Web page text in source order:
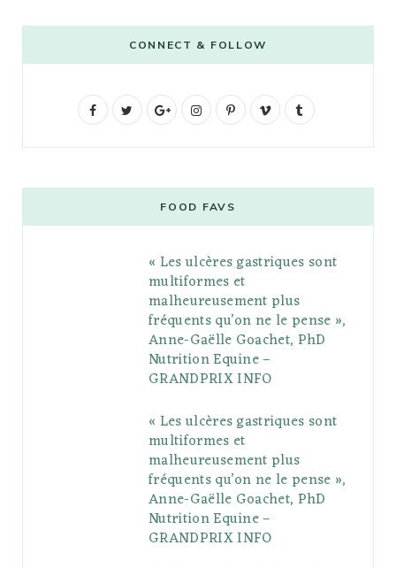
CONNECT & FOLLOW
F
b
t
G
g
l
e
P
l
s
I
t
a
g
r
a
P
e
r
e
s
V
o
l
r
FOOD FAVS
« Les ulcères gastriques sont
multiformes et
malheureusement plus
fréquents qu’on ne le pense »,
Anne-Gaëlle Goachet, PhD
Nutrition Equine –
GRANDPRIX INFO
« Les ulcères gastriques sont
multiformes et
malheureusement plus
fréquents qu’on ne le pense »,
Anne-Gaëlle Goachet, PhD
Nutrition Equine –
GRANDPRIX INFO